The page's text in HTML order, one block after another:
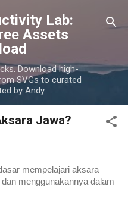
content
Lab:
Assets
Download high-
SVGs to curated
by Andy
Jawa?
mempelajari aksara
menggunakannya dalam